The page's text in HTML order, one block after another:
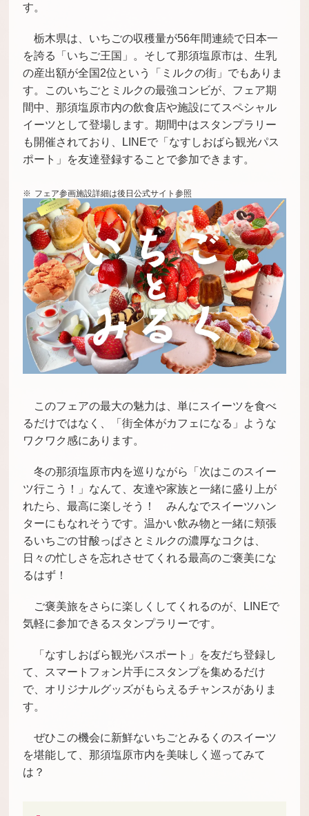
す。
栃木県は、いちごの収穫量が56年間連続で日本一
を誇る「いちご王国」。そして那須塩原市は、生乳
の産出額が全国2位という「ミルクの街」でもありま
す。このいちごとミルクの最強コンビが、フェア期
間中、那須塩原市内の飲食店や施設にてスペシャル
イーツとして登場します。期間中はスタンプラリー
も開催されており、LINEで「なすしおばら観光パス
ポート」を友達登録することで参加できます。
フェア参画施設詳細は後日公式サイト参照
このフェアの最大の魅力は、単にスイーツを食べ
るだけではなく、「街全体がカフェになる」ような
ワクワク感にあります。
冬の那須塩原市内を巡りながら「次はこのスイー
ツ行こう！」なんて、友達や家族と一緒に盛り上が
れたら、最高に楽しそう！ みんなでスイーツハン
ターにもなれそうです。温かい飲み物と一緒に頬張
るいちごの甘酸っぱさとミルクの濃厚なコクは、
日々の忙しさを忘れさせてくれる最高のご褒美にな
るはず！
ご褒美旅をさらに楽しくしてくれるのが、LINEで
気軽に参加できるスタンプラリーです。
「なすしおばら観光パスポート」を友だち登録し
て、スマートフォン片手にスタンプを集めるだけ
で、オリジナルグッズがもらえるチャンスがありま
す。
ぜひこの機会に新鮮ないちごとみるくのスイーツ
を堪能して、那須塩原市内を美味しく巡ってみて
は？